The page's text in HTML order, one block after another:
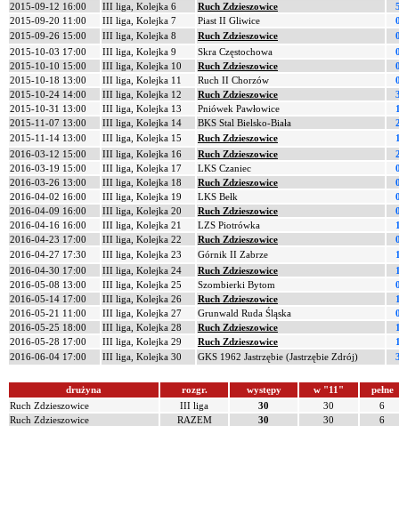
2015-09-12 16:00
III liga, Kolejka 6 Ruch Zdzieszowice
2015-09-20 11:00
III liga, Kolejka 7 Piast II Gliwice
2015-09-26 15:00
III liga, Kolejka 8 Ruch Zdzieszowice
2015-10-03 17:00
III liga, Kolejka 9 Skra Częstochowa
2015-10-10 15:00
III liga, Kolejka 10 Ruch Zdzieszowice
2015-10-18 13:00
III liga, Kolejka 11 Ruch II Chorzów
2015-10-24 14:00
III liga, Kolejka 12 Ruch Zdzieszowice
2015-10-31 13:00
III liga, Kolejka 13 Pniówek Pawłowice
2015-11-07 13:00
III liga, Kolejka 14 BKS Stal Bielsko-Biała
2015-11-14 13:00
III liga, Kolejka 15 Ruch Zdzieszowice
2016-03-12 15:00
III liga, Kolejka 16 Ruch Zdzieszowice
2016-03-19 15:00
III liga, Kolejka 17 LKS Czaniec
2016-03-26 13:00
III liga, Kolejka 18 Ruch Zdzieszowice
2016-04-02 16:00
III liga, Kolejka 19 LKS Bełk
2016-04-09 16:00
III liga, Kolejka 20 Ruch Zdzieszowice
2016-04-16 16:00
III liga, Kolejka 21 LZS Piotrówka
2016-04-23 17:00
III liga, Kolejka 22 Ruch Zdzieszowice
2016-04-27 17:30
III liga, Kolejka 23 Górnik II Zabrze
2016-04-30 17:00
III liga, Kolejka 24 Ruch Zdzieszowice
2016-05-08 13:00
III liga, Kolejka 25 Szombierki Bytom
2016-05-14 17:00
III liga, Kolejka 26 Ruch Zdzieszowice
2016-05-21 11:00
III liga, Kolejka 27 Grunwald Ruda Śląska
2016-05-25 18:00
III liga, Kolejka 28 Ruch Zdzieszowice
2016-05-28 17:00
III liga, Kolejka 29 Ruch Zdzieszowice
2016-06-04 17:00
III liga, Kolejka 30 GKS 1962 Jastrzębie (Jastrzębie Zdrój)
drużyna rozgr. występy w "11"
pełne
Ruch Zdzieszowice
III liga 30 30
6
Ruch Zdzieszowice
RAZEM 30 30 6